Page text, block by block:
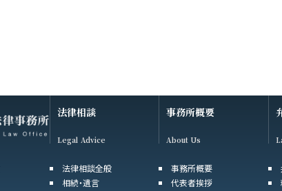
法律相談
Legal Advice
法律相談全般
相続・遺言
事務所概要
About Us
事務所概要
代表者挨拶